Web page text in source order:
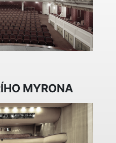
MYRONA